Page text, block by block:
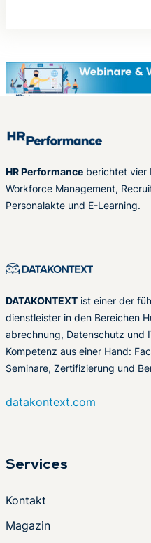
HR Performance berichtet vier
Workforce Management,
Personalakte und E-Learning.
DATAKONTEXT ist einer der
dienstleister in den Bereichen
abrechnung, Datenschutz und
Kompetenz aus einer Hand:
Seminare, Zertifizierung und
datakontext.com
Services
Kontakt
Magazin